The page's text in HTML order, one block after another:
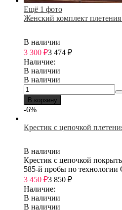
Ещё 1 фото
Женский комплект
В наличии
3 300 ₽3 474 ₽
Наличие:
В наличии
В наличии
В корзину
-6%
Крестик с цепочкой
В наличии
Крестик с цепочкой
585-й пробы по технологии
3 450 ₽3 850 ₽
Наличие:
В наличии
В наличии